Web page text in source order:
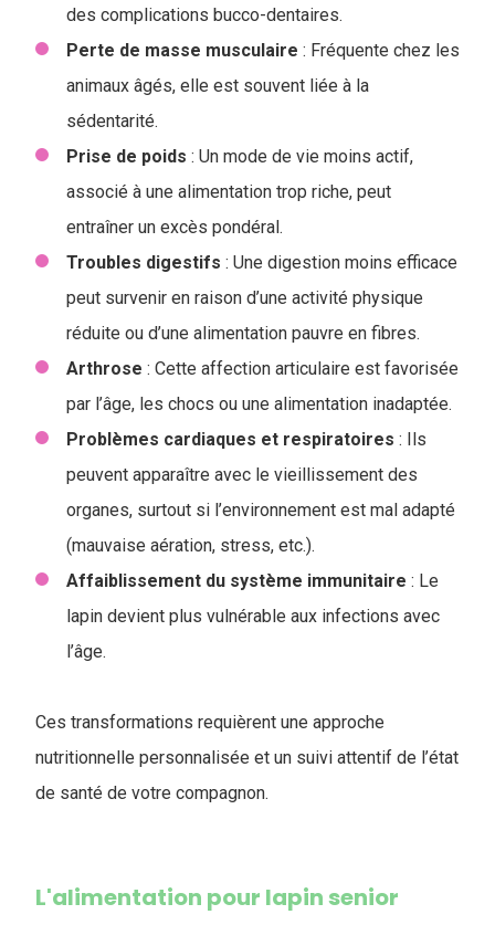
des complications bucco-dentaires.
Perte de masse musculaire : Fréquente chez les
animaux âgés, elle est souvent liée à la
sédentarité.
Prise de poids : Un mode de vie moins actif,
associé à une alimentation trop riche, peut
entraîner un excès pondéral.
Troubles digestifs : Une digestion moins efficace
peut survenir en raison d’une activité physique
réduite ou d’une alimentation pauvre en fibres.
Arthrose : Cette affection articulaire est favorisée
par l’âge, les chocs ou une alimentation inadaptée.
Problèmes cardiaques et respiratoires : Ils
peuvent apparaître avec le vieillissement des
organes, surtout si l’environnement est mal adapté
(mauvaise aération, stress, etc.).
Affaiblissement du système immunitaire : Le
lapin devient plus vulnérable aux infections avec
l’âge.
Ces transformations requièrent une approche
nutritionnelle personnalisée et un suivi attentif de l’état
de santé de votre compagnon.
L'alimentation pour lapin senior